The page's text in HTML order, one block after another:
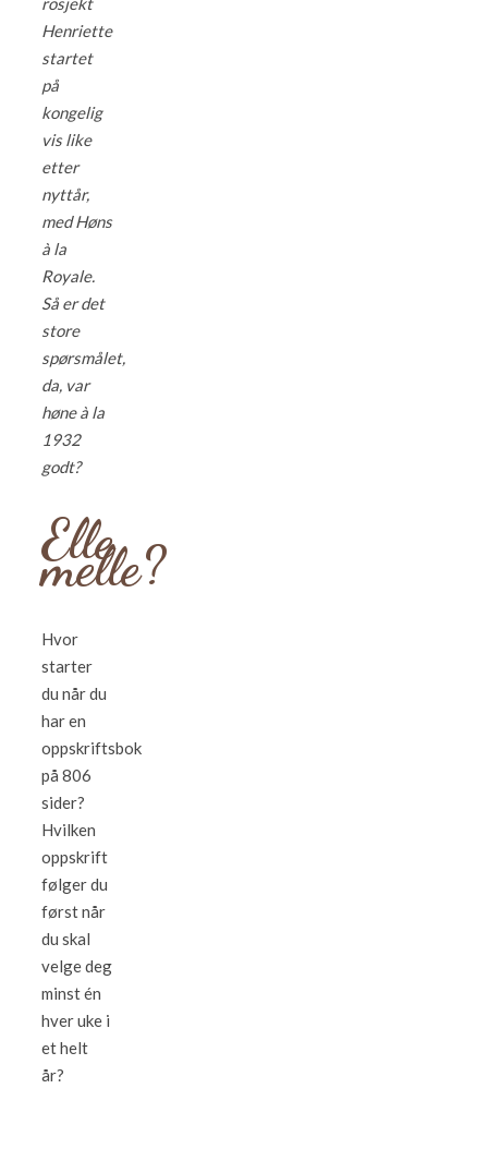
Henriette
startet
på
kongelig
vis like
etter
nyttår,
med Høns
à la
Royale.
Så er det
store
spørsmålet,
da, var
høne à la
1932
godt?
Elle
melle?
Hvor
starter
du når du
har en
oppskriftsbok
på 806
sider?
Hvilken
oppskrift
følger du
først når
du skal
velge deg
minst én
hver uke i
et helt
år?